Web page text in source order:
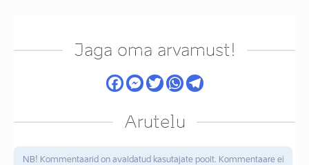
Jaga oma arvamust!
Arutelu
NB! Kommentaarid on avaldatud kasutajate poolt. Kommentaare ei